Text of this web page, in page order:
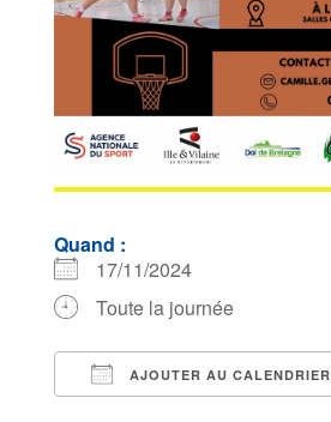
Quand :
17/11/2024
Toute la journée
AJOUTER AU CALENDRIER